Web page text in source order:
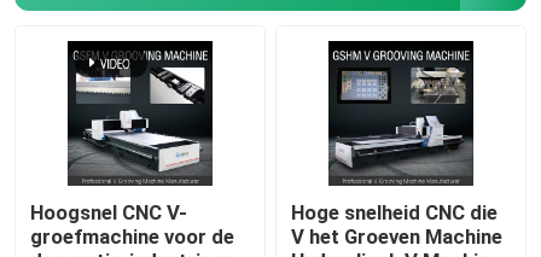
Hoogsnel CNC V-
groefmachine voor de
Hoge snelheid CNC die
V het Groeven Machine